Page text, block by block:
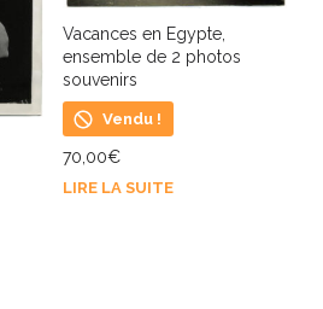
Vacances en Egypte,
ensemble de 2 photos
souvenirs
Vendu !
70,00€
LIRE LA SUITE